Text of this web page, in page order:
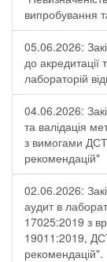
випробування
05.06.2026:
до акредитації
лабораторій
04.06.2026:
та валідація
з вимогами
рекомендацій"
02.06.2026:
аудит в
17025:2019 з
19011:2019,
рекомендацій".